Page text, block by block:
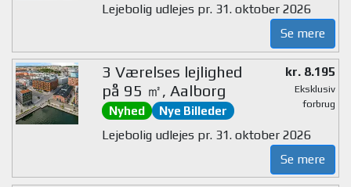
Lejebolig udlejes pr. 31. oktober 2026
Se mere
3 Værelses lejlighed
på 95 ㎡, Aalborg
Nyhed Nye Billeder
kr. 8.195
Eksklusiv
forbrug
Lejebolig udlejes pr. 31. oktober 2026
Se mere